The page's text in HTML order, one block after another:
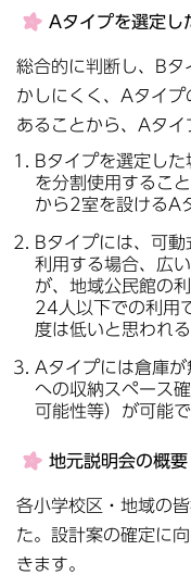
Aタイプを選定し
総合的に判断し、Bタ
かしにくく、Aタイ
あることから、Aタイ
Bタイプを選定し
を分割使用するこ
から2室を設けるA
Bタイプには、可
利用する場合、広
が、地域公民館の
24人以下での利用
度は低いと思われる
Aタイプには倉庫
への収納スペース
可能性等）が可能で
地元説明会の概要
各小学校区・地域の
た。設計案の確定に
きます。